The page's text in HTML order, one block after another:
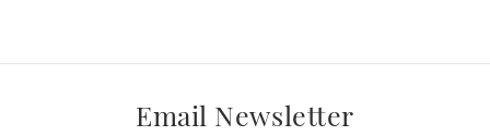
Email Newsletter